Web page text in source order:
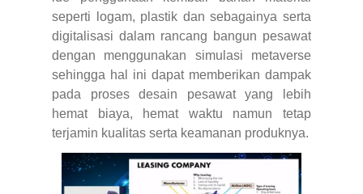
seperti logam, plastik dan sebagainya serta
digitalisasi dalam rancang bangun pesawat
dengan menggunakan simulasi metaverse
sehingga hal ini dapat memberikan dampak
pada proses desain pesawat yang lebih
hemat biaya, hemat waktu namun tetap
terjamin kualitas serta keamanan produknya.